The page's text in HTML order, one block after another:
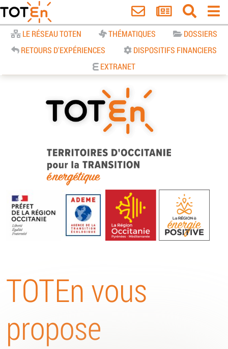
LE RÉSEAU TOTEN THÉMATIQUES
DOSSIERS
RETOURS D'EXPÉRIENCES
DISPOSITIFS FINANCIERS
EXTRANET
TOTEn Occitanie | Territoires
d’Occitanie pour la Transition
Energétique
TOTEn vous
propose